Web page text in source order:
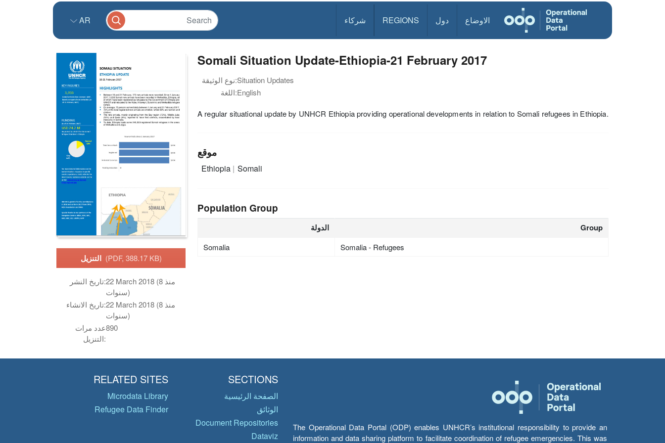
الاوضاع دول REGIONS شركاء AR
التنزيل (PDF, 388.17 KB)
تاريخ النشر:22 March 2018 (منذ 8
سنوات)
تاريخ الانشاء:22 March 2018 (منذ 8
سنوات)
عدد مرات
التنزيل:
890
Somali Situation Update-Ethiopia-21 February 2017
نوع الوثيقة:Situation Updates
اللغة:English
A regular situational update by UNHCR Ethiopia providing operational developments in relation to Somali refugees in Ethiopia.
موقع
Ethiopia Somali
Population Group
الدولة Group
Somalia Somalia - Refugees
The Operational Data Portal (ODP) enables UNHCR’s institutional responsibility to provide an
information and data sharing platform to facilitate coordination of refugee emergencies. This was
SECTIONS
الصفحة الرئيسية
الوثائق
Document Repositories
Dataviz
RELATED SITES
Microdata Library
Refugee Data Finder